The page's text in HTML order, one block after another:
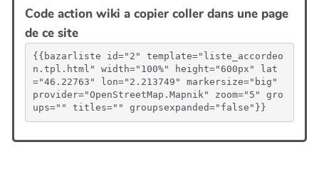
Code action wiki a copier coller dans une page
de ce site
{{bazarliste id="2" template="liste_accordeo
n.tpl.html" width="100%" height="600px" lat
="46.22763" lon="2.213749" markersize="big"
provider="OpenStreetMap.Mapnik" zoom="5" gro
ups="" titles="" groupsexpanded="false"}}